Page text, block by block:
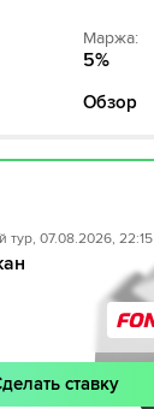
Маржа:
5%
Обзор
тур, 07.08.2026, 22:15
ставку